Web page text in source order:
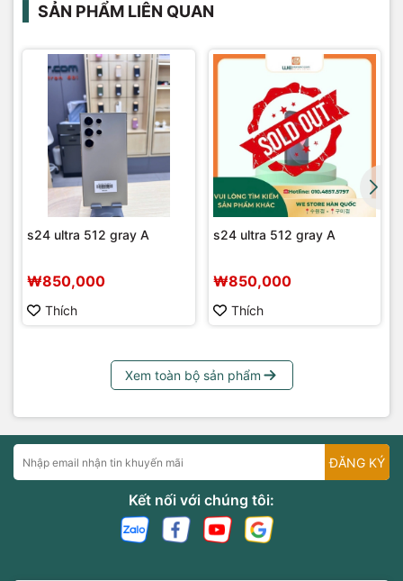
SẢN PHẨM LIÊN QUAN
s24 ultra 512 gray A
₩850,000
Thích
s24 ultra 512 gray A
₩850,000
Thích
Xem toàn bộ sản phẩm
ĐĂNG KÝ
Kết nối với chúng tôi: